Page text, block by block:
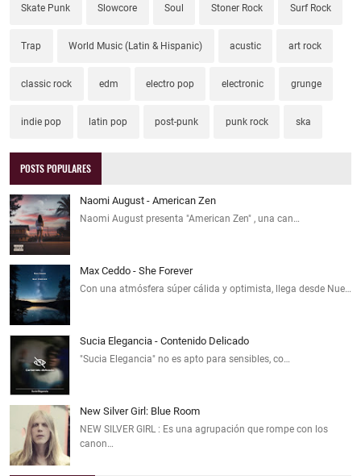
Skate Punk Slowcore Soul Stoner Rock Surf Rock
Trap World Music (Latin & Hispanic) acustic art rock
classic rock edm electro pop electronic grunge
indie pop latin pop post-punk punk rock ska
POSTS POPULARES
Naomi August - American Zen
Naomi August presenta "American Zen" , una can…
Max Ceddo - She Forever
Con una atmósfera súper cálida y optimista, llega desde Nue…
Sucia Elegancia - Contenido Delicado
"Sucia Elegancia" no es apto para sensibles, co…
New Silver Girl: Blue Room
NEW SILVER GIRL : Es una agrupación que rompe con los
canon…